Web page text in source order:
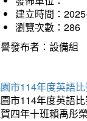
建立時間：
瀏覽次數：286
發布者：設備組
市114年度英語
市114年度英語
四年十班賴禹彤